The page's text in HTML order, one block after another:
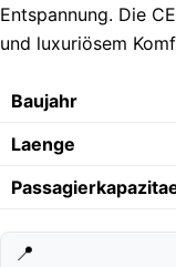
Entspannung. Die
und luxuriösem
Baujahr
Laenge
📍